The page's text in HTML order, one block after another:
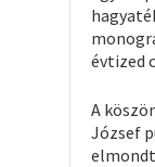
évtized
A
József